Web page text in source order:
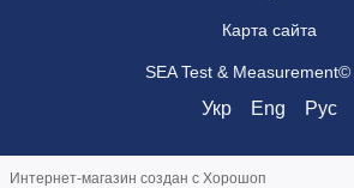
Карта сайта
SEA Test & Measurement©
Укр Eng Рус
Интернет-магазин создан с Хорошоп